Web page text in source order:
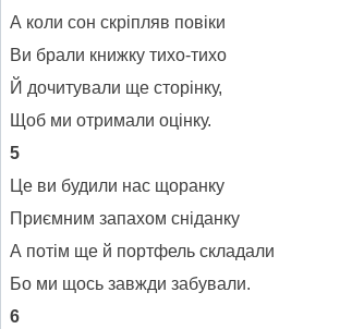
А коли сон скріпляв повіки
Ви брали книжку тихо-тихо
Й дочитували ще сторінку,
Щоб ми отримали оцінку.
5
Це ви будили нас щоранку
Приємним запахом сніданку
А потім ще й портфель складали
Бо ми щось завжди забували.
6